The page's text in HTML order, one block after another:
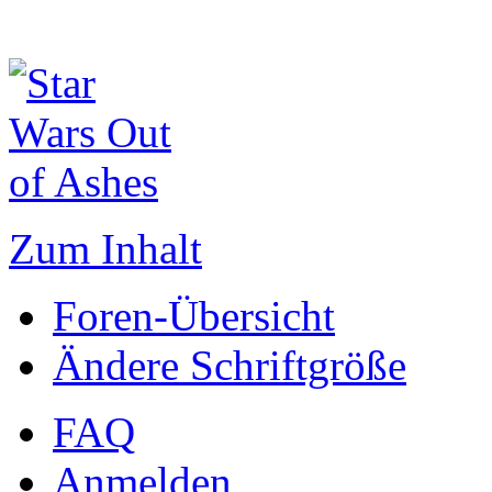
Zum Inhalt
Foren-Übersicht
Ändere Schriftgröße
FAQ
Anmelden